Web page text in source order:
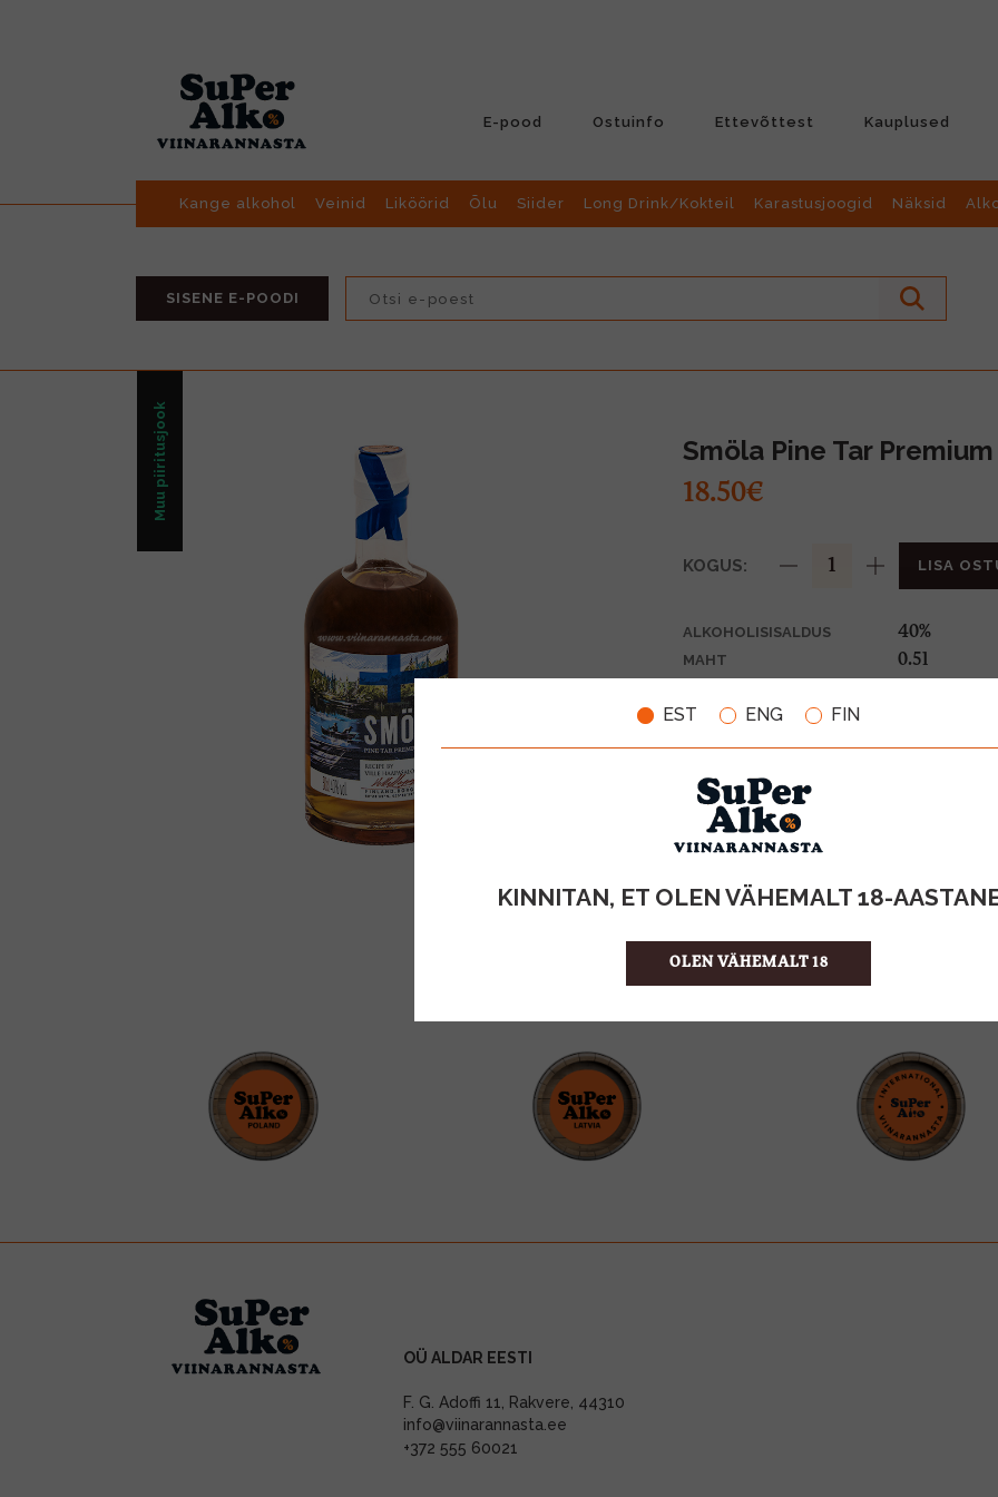
EST ENG FIN
KINNITAN, ET OLEN VÄHEMALT 18-
OLEN VÄHEMALT 18
E-pood Ostuinfo Ettevõttest Kauplused
Kange alkohol Veinid Liköörid Õlu Siider Long Drink/Kokteil Karastusjoogid Näksid
SISENE E-POODI
Muu piiritusjook Smöla Pine Tar
18.50€
KOGUS: LISA
ALKOHOLISISALDUS 40%
MAHT 0.5l
TOOTE LIIK
ÜHIKU HIND
KOGUS KASTIS
OÜ ALDAR EESTI
F. G. Adoffi 11, Rakvere, 44310
info@viinarannasta.ee
+372 555 60021